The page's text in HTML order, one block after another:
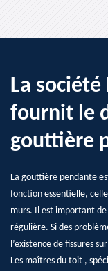
La
fournit le
gouttière
La gouttière pendante
fonction essentielle,
murs. Il est important
régulière. Si des
l’existence de fissures
Les maîtres du toit ,